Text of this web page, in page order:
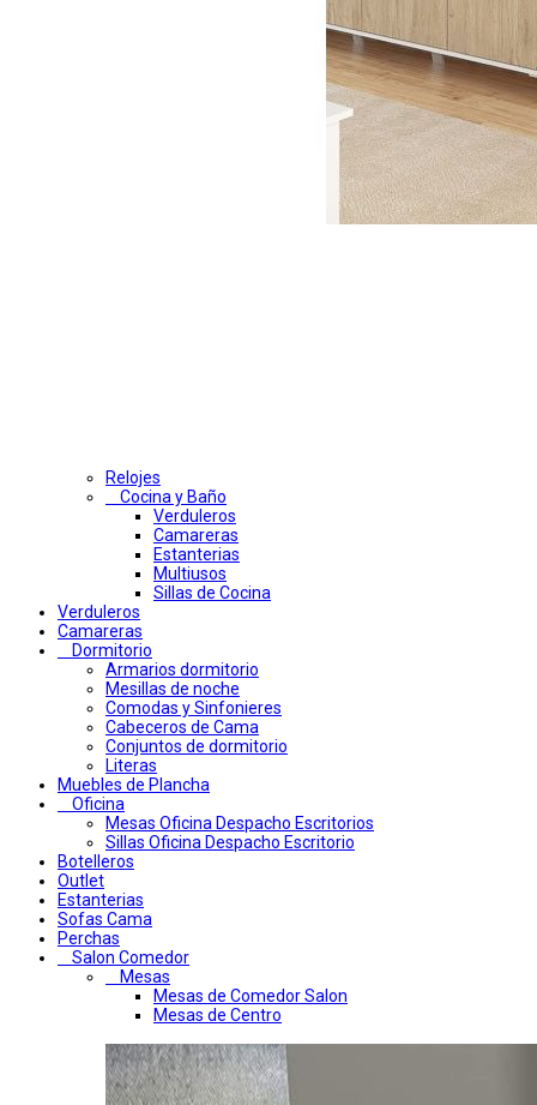
Relojes
Cocina y Baño
Verduleros
Camareras
Estanterias
Multiusos
Sillas de Cocina
Verduleros
Camareras
Dormitorio
Armarios dormitorio
Mesillas de noche
Comodas y Sinfonieres
Cabeceros de Cama
Conjuntos de dormitorio
Literas
Muebles de Plancha
Oficina
Mesas Oficina Despacho Escritorios
Sillas Oficina Despacho Escritorio
Botelleros
Outlet
Estanterias
Sofas Cama
Perchas
Salon Comedor
Mesas
Mesas de Comedor Salon
Mesas de Centro